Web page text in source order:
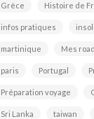
Grèce Histoire de
infos pratiques
martinique Mes
paris Portugal
Préparation voyage
Sri Lanka taiwan